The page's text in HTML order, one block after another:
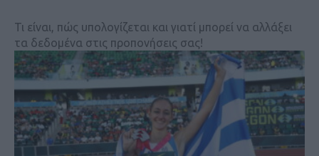
Τι είναι, πώς υπολογίζεται και γιατί μπορεί να αλλάξει
τα δεδομένα στις προπονήσεις σας!